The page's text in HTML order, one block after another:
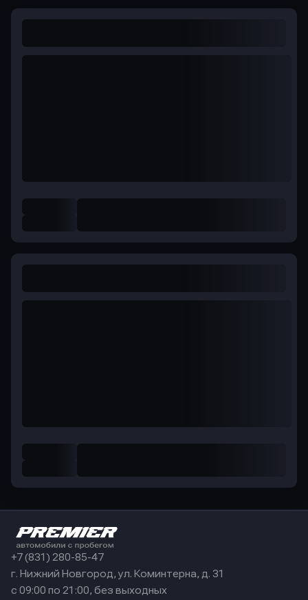
+7 (831) 280-85-47
г. Нижний Новгород, ул. Коминтерна, д. 31
с 09:00 по 21:00, без выходных